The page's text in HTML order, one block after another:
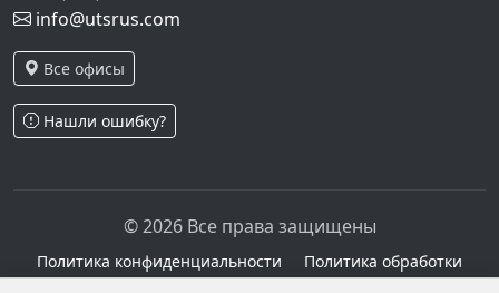
info@utsrus.com
Все офисы
Нашли ошибку?
© 2026 Все права защищены
Политика конфиденциальности
Политика обработки
персональных данных